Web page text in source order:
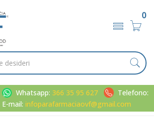
0
Whatsapp: 366 35 95 627
Telefono:
E-mail: infoparafarmaciaovf@gmail.com